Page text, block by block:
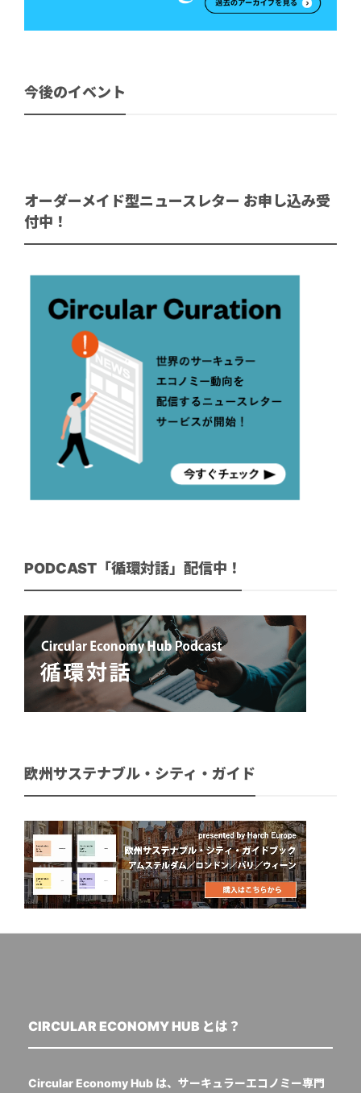
今後のイベント
オーダーメイド型ニュースレター お申し込み受
付中！
PODCAST「循環対話」配信中！
欧州サステナブル・シティ・ガイド
CIRCULAR ECONOMY HUB とは？
Circular Economy Hub は、サーキュラーエコノミー専門